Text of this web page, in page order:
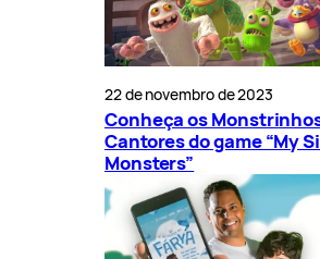
22 de novembro de 2023
Conheça os
Cantores do game “My
Monsters”